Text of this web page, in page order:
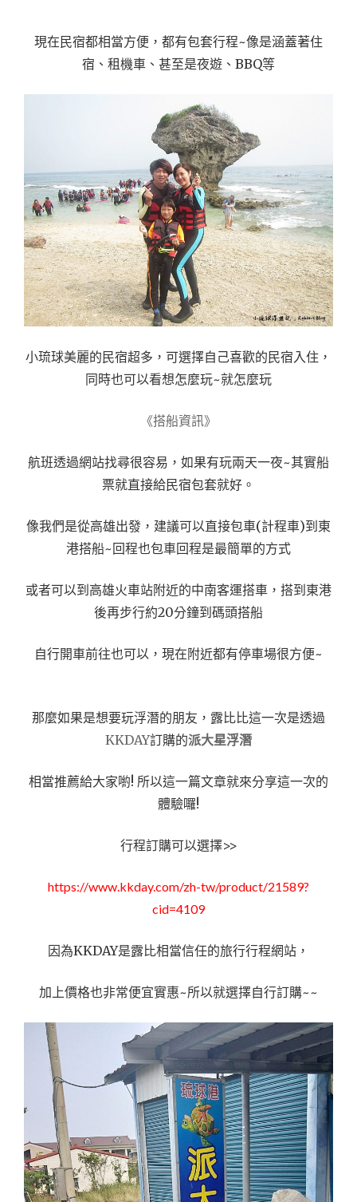
現在民宿都相當方便，都有包套行程~像是涵蓋著住
宿、租機車、甚至是夜遊、BBQ等
小琉球美麗的民宿超多，可選擇自己喜歡的民宿入住，
同時也可以看想怎麼玩~就怎麼玩
《搭船資訊》
航班透過網站找尋很容易，如果有玩兩天一夜~其實船
票就直接給民宿包套就好。
像我們是從高雄出發，建議可以直接包車(計程車)到東
港搭船~回程也包車回程是最簡單的方式
或者可以到高雄火車站附近的中南客運搭車，搭到東港
後再步行約20分鐘到碼頭搭船
自行開車前往也可以，現在附近都有停車場很方便~
那麼如果是想要玩浮潛的朋友，露比比這一次是透過
KKDAY訂購的派大星浮潛
相當推薦給大家喲! 所以這一篇文章就來分享這一次的
體驗囉!
行程訂購可以選擇>>
https://www.kkday.com/zh-tw/product/21589?
cid=4109
因為KKDAY是露比相當信任的旅行行程網站，
加上價格也非常便宜實惠~所以就選擇自行訂購~~